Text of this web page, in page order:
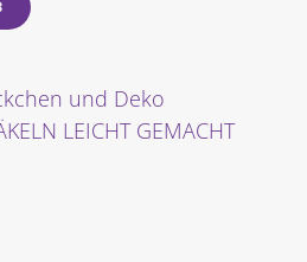
und Deko
LEICHT GEMACHT